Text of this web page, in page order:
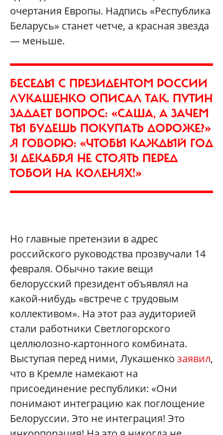
очертания Европы. Надпись «Республика
Беларусь» станет четче, а красная звезда
— меньше.
БЕСЕДЫ С ПРЕЗИДЕНТОМ РОССИИ
ЛУКАШЕНКО ОПИСАЛ ТАК. ПУТИН
ЗАДАЕТ ВОПРОС: «САША, А ЗАЧЕМ
ТЫ БУДЕШЬ ПОКУПАТЬ ДОРОЖЕ?»
Я ГОВОРЮ: «ЧТОБЫ КАЖДЫЙ ГОД
31 ДЕКАБРЯ НЕ СТОЯТЬ ПЕРЕД
ТОБОЙ НА КОЛЕНЯХ!»
Но главные претензии в адрес
российского руководства прозвучали 14
февраля. Обычно такие вещи
белорусский президент объявлял на
какой-нибудь «встрече с трудовым
коллективом». На этот раз аудиторией
стали работники Светлогорского
целлюлозно-картонного комбината.
Выступая перед ними, Лукашенко заявил,
что в Кремле намекают на
присоединение республики: «Они
понимают интеграцию как поглощение
Белоруссии. Это не интеграция! Это